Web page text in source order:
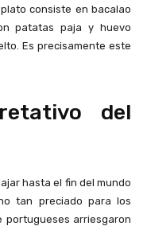
consiste en bacalao
patatas paja y huevo
Es precisamente este
del
hasta el fin del mundo
tan preciado para los
portugueses arriesgaron